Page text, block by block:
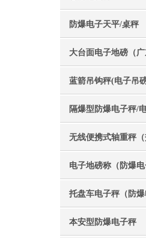
防爆电子天平/桌秤
蓝箭吊钩秤(电子吊
隔爆型防爆电子秤/
电子地磅称（防爆电
托盘车电子秤（防爆
本安型防爆电子秤